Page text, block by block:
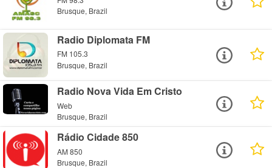
Brusque, Brazil
Radio Diplomata FM
FM 105.3
Brusque, Brazil
Radio Nova Vida Em Cristo
Web
Brusque, Brazil
Rádio Cidade 850
AM 850
Brusque, Brazil